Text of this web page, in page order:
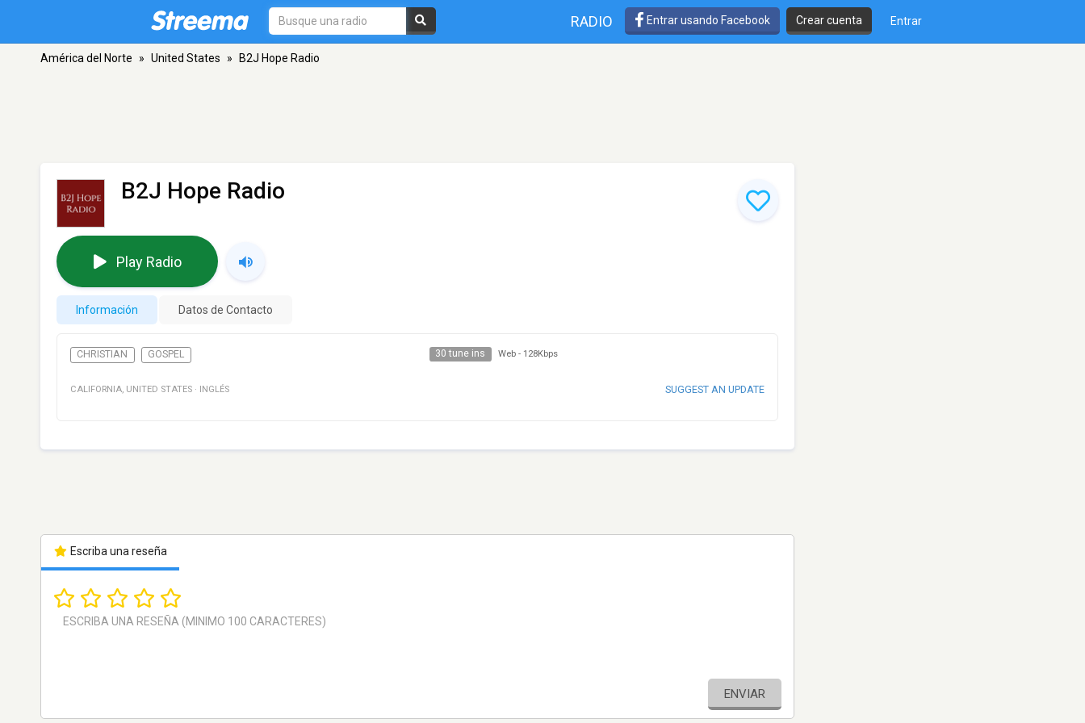
RADIO Entrar usando Facebook Crear cuenta Entrar
América del Norte » United States » B2J Hope Radio
B2J Hope Radio
Play Radio
Información Datos de Contacto
CHRISTIAN GOSPEL 30 tune ins Web - 128Kbps
CALIFORNIA, UNITED STATES · INGLÉS SUGGEST AN UPDATE
Escriba una reseña
ENVIAR